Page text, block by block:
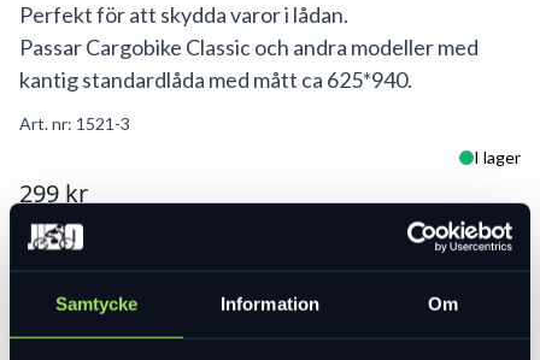
Samtycke Information Om
Perfekt för att skydda varor i lådan.
Passar Cargobike Classic och andra modeller med
kantig standardlåda med mått ca 625*940.
Art. nr: 1521-3
I lager
299 kr